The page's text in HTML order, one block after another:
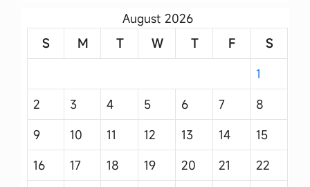
August 2026
S
M T W T F
S
1
2
3 4 5 6 7
8
9
10 11 12 13 14
15
16
17 18 19 20 21
22